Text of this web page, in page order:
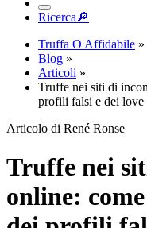
Ricerca🔎︎
Truffa O Affidabile »
Blog »
Articoli »
Truffe nei siti di
profili falsi e dei love
Articolo di René Ronse
Truffe nei
online: